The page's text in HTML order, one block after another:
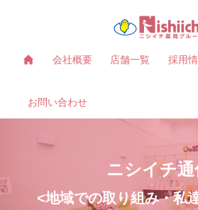
会社概要 店舗一覧 採用
お問い合わせ
ニシイチ通
<地域での取り組み・私